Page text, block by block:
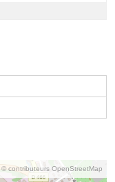
© contributeurs OpenStreetMap